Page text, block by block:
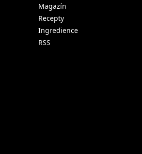
Magazín
Recepty
Ingredience
RSS